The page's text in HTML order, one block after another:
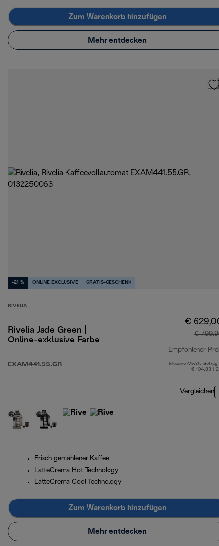
Zum Warenkorb hinzufügen
Mehr entdecken
-21 % ONLINE EXCLUSIVE GRATIS-GESCHENK
RIVELIA
Rivelia Jade Green |
Online-exklusive Farbe
EXAM441.55.GR
€
€
Empfohlener
Inklusive MwSt.-Betrag
€ 104,83 (
Vergleichen
Frisch gemahlener Kaffee
LatteCrema Hot Technology
LatteCrema Cool Technology
Zum Warenkorb hinzufügen
Mehr entdecken